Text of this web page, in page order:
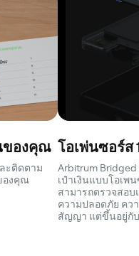
ของคุณ
ะติดตาม
องคุณ
โอเพ่นซอร์ส
Arbitrum Bridged
เป๋าเงินแบบโอเพ
สามารถตรวจสอ
ความปลอดภัย คว
สัญญา แต่ขึ้นอยู่กั